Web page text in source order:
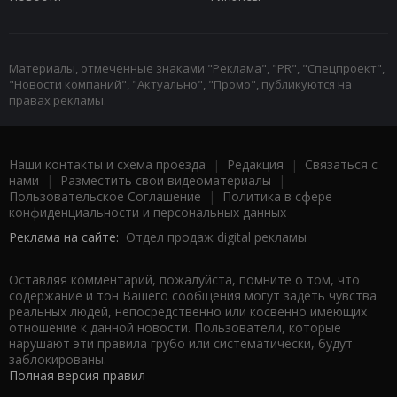
Материалы, отмеченные знаками "Реклама", "PR", "Спецпроект",
"Новости компаний", "Актуально", "Промо", публикуются на
правах рекламы.
Наши контакты и схема проезда | Редакция | Связаться с
нами | Разместить свои видеоматериалы |
Пользовательское Соглашение |
Политика в сфере
конфиденциальности и персональных данных
Реклама на сайте: Отдел продаж digital рекламы
Оставляя комментарий, пожалуйста, помните о том, что
содержание и тон Вашего сообщения могут задеть чувства
реальных людей, непосредственно или косвенно имеющих
отношение к данной новости. Пользователи, которые
нарушают эти правила грубо или систематически, будут
заблокированы.
Полная версия правил